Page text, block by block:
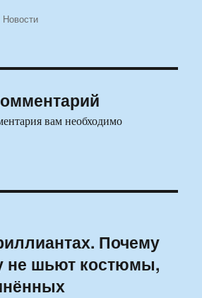
Рубрики
Новости
вам необходимо
Почему
не шьют костюмы,